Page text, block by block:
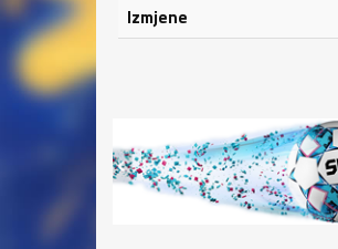
Izmjene